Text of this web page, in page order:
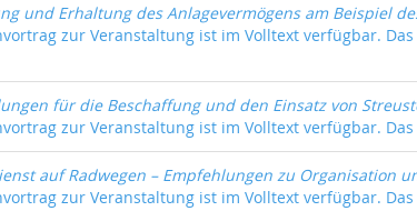
und Erhaltung des Anlagevermögens am Beispiel
zur Veranstaltung ist im Volltext verfügbar.
für die Beschaffung und den Einsatz von
zur Veranstaltung ist im Volltext verfügbar.
auf Radwegen – Empfehlungen zu Organisation
zur Veranstaltung ist im Volltext verfügbar.